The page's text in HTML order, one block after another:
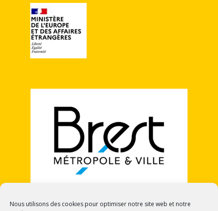
Nous utilisons des cookies pour optimiser notre site web et notre